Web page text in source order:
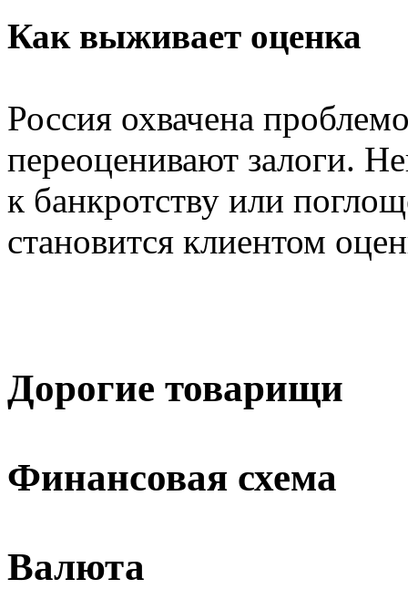
Как выживает оценка
Россия охвачена
переоценивают залоги.
к банкротству или
становится клиентом
Дорогие товарищи
Финансовая схема
Валюта